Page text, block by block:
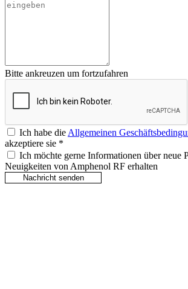
Bitte ankreuzen um fortzufahren
Ich habe die Allgemeinen
akzeptiere sie *
Ich möchte gerne Informationen über neue
Neuigkeiten von Amphenol RF erhalten